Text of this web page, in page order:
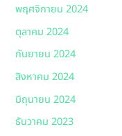
พฤศจิกายน 2024
ตุลาคม 2024
กันยายน 2024
สิงหาคม 2024
มิถุนายน 2024
ธันวาคม 2023